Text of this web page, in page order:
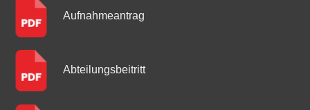
Aufnahmeantrag
Abteilungsbeitritt